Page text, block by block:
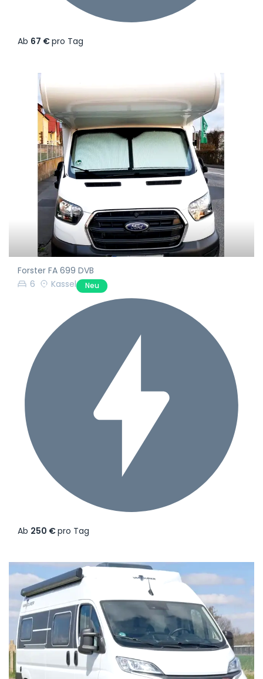
Ab 67 €pro Tag
Forster FA 699 DVB
6
Kassel Neu
Ab 250 €pro Tag